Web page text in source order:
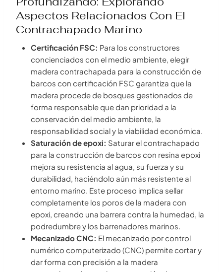
Aspectos Relacionados Con El
Contrachapado Marino
Certificación FSC: Para los constructores
concienciados con el medio ambiente, elegir
madera contrachapada para la construcción de
barcos con certificación FSC garantiza que la
madera procede de bosques gestionados de
forma responsable que dan prioridad a la
conservación del medio ambiente, la
responsabilidad social y la viabilidad económica.
Saturación de epoxi: Saturar el contrachapado
para la construcción de barcos con resina epoxi
mejora su resistencia al agua, su fuerza y su
durabilidad, haciéndolo aún más resistente al
entorno marino. Este proceso implica sellar
completamente los poros de la madera con
epoxi, creando una barrera contra la humedad, la
podredumbre y los barrenadores marinos.
Mecanizado CNC: El mecanizado por control
numérico computerizado (CNC) permite cortar y
dar forma con precisión a la madera